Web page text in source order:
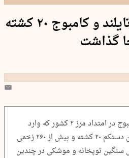
درگیری‌های مرزی تایلند و کامبوج ۲۰ کشته
گذاشت
درگیری‌های مرزی تایلند و کامبوج در امتداد مرز ۲ کشور که وارد
پنجمین روز خود شده، تاکنون دستکم ۲۰ کشته و بیش از ۲۶۰ زخمی
سنگین توپخانه و موشکی در چندین